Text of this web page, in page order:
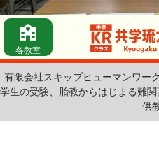
各教室
有限会社スキップヒューマンワーク
学生の受験、胎教からはじまる難
供